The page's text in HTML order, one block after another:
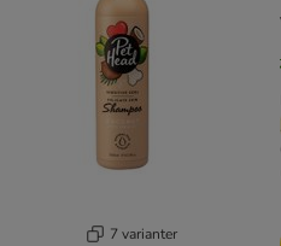
7 varianter